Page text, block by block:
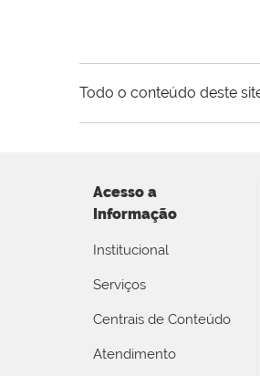
Todo o conteúdo deste
Acesso a
Informação
Institucional
Serviços
Centrais de Conteúdo
Atendimento